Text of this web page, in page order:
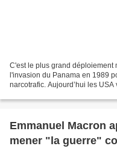
C'est le plus grand
l'invasion du Panama en 1989
narcotrafic. Aujourd’hui les
Emmanuel Macron
mener "la guerre"